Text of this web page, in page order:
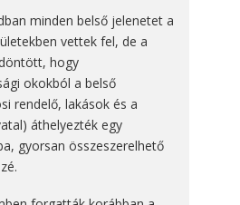
minden belső jelenetet a
vettek fel, de a
hogy
okokból a belső
rendelő, lakások és a
áthelyezték egy
gyorsan összeszerelhető